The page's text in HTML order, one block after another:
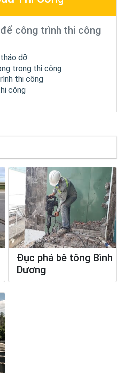
công trình thi công
dỡ
trong thi công
thi công
công
Đục phá bê tông Bình
Dương